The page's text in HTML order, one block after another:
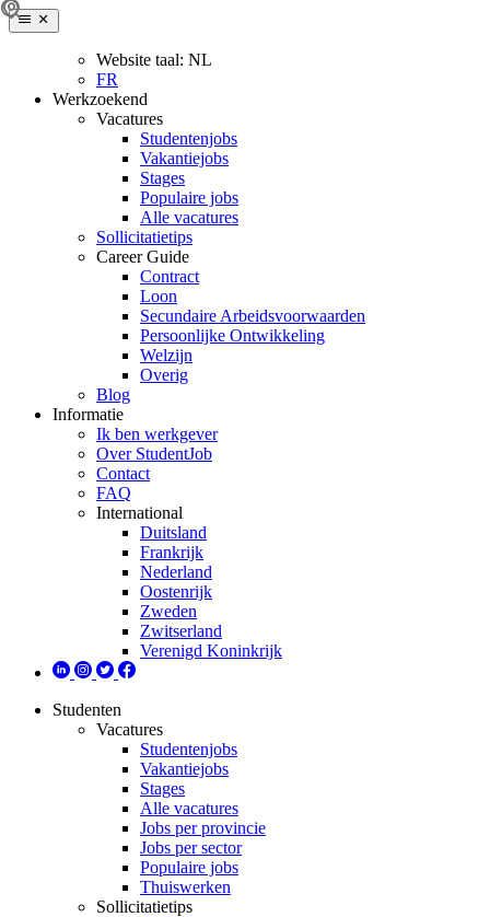
Website taal: NL
FR
Werkzoekend
Vacatures
Studentenjobs
Vakantiejobs
Stages
Populaire jobs
Alle vacatures
Sollicitatietips
Career Guide
Contract
Loon
Secundaire Arbeidsvoorwaarden
Persoonlijke Ontwikkeling
Welzijn
Overig
Blog
Informatie
Ik ben werkgever
Over StudentJob
Contact
FAQ
International
Duitsland
Frankrijk
Nederland
Oostenrijk
Zweden
Zwitserland
Verenigd Koninkrijk
Studenten
Vacatures
Studentenjobs
Vakantiejobs
Stages
Alle vacatures
Jobs per provincie
Jobs per sector
Populaire jobs
Thuiswerken
Sollicitatietips